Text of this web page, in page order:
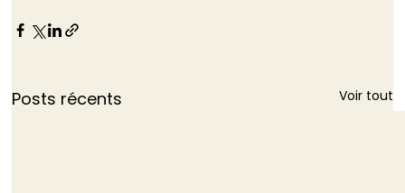
Posts récents Voir tout